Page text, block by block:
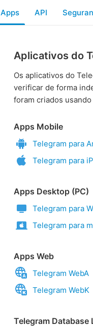
Apps API
Aplicativos do
Os aplicativos do
verificar de forma
foram criados usando
Apps Mobile
Telegram para
Telegram para
Apps Desktop (PC)
Telegram para
Telegram para
Apps Web
Telegram WebA
Telegram WebK
Telegram Database